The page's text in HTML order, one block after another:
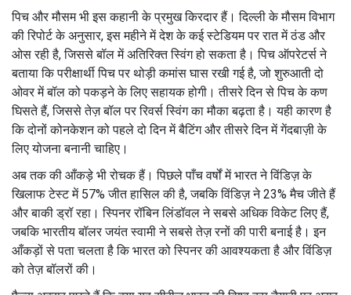
पिच और मौसम भी इस कहानी के प्रमुख किरदार हैं। दिल्ली के मौसम विभाग
की रिपोर्ट के अनुसार, इस महीने में देश के कई स्टेडियम पर रात में ठंड और
ओस रही है, जिससे बॉल में अतिरिक्त स्विंग हो सकता है। पिच ऑपरेटर्स ने
बताया कि परीक्षार्थी पिच पर थोड़ी कमांस घास रखी गई है, जो शुरुआती दो
ओवर में बॉल को पकड़ने के लिए सहायक होगी। तीसरे दिन से पिच के कण
घिसते हैं, जिससे तेज़ बॉल पर रिवर्स स्विंग का मौका बढ़ता है। यही कारण है
कि दोनों कोनकेशन को पहले दो दिन में बैटिंग और तीसरे दिन में गेंदबाज़ी के
लिए योजना बनानी चाहिए।
अब तक की आँकड़े भी रोचक हैं। पिछले पाँच वर्षों में भारत ने विंडिज़ के
खिलाफ टेस्ट में 57% जीत हासिल की है, जबकि विंडिज़ ने 23% मैच जीते हैं
और बाकी ड्रॉ रहा। स्पिनर रॉबिन लिंडॉवल ने सबसे अधिक विकेट लिए हैं,
जबकि भारतीय बॉलर जयंत स्वामी ने सबसे तेज़ रनों की पारी बनाई है। इन
आँकड़ों से पता चलता है कि भारत को स्पिनर की आवश्यकता है और विंडिज़
को तेज़ बॉलरों की।